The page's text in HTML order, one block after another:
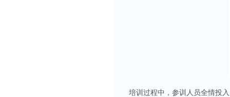
培训过程中，参训人员全情投